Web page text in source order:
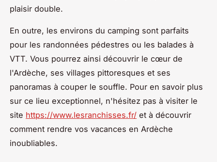
plaisir double.
En outre, les environs du camping sont parfaits
pour les randonnées pédestres ou les balades à
VTT. Vous pourrez ainsi découvrir le cœur de
l'Ardèche, ses villages pittoresques et ses
panoramas à couper le souffle. Pour en savoir plus
sur ce lieu exceptionnel, n'hésitez pas à visiter le
site https://www.lesranchisses.fr/ et à découvrir
comment rendre vos vacances en Ardèche
inoubliables.